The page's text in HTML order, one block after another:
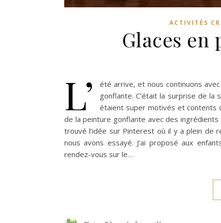
ACTIVITÉS
Glaces
L’
été arrive, et nous continuons
gonflante. C’était la surprise de
étaient super motivés et contents
de la peinture gonflante avec des ingrédients
trouvé l’idée sur Pinterest où il y a plein de
nous avons essayé. J’ai proposé aux
rendez-vous sur le…